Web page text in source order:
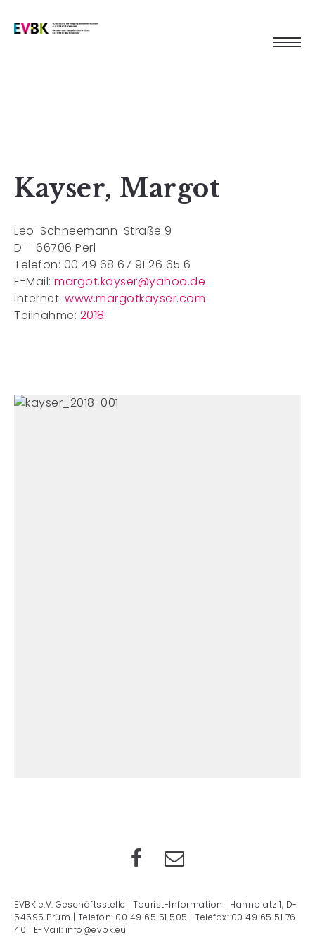
Kayser, Margot
Leo-Schneemann-Straße 9
D – 66706 Perl
Telefon: 00 49 68 67 91 26 65 6
E-Mail: margot.kayser@yahoo.de
Internet: www.margotkayser.com
Teilnahme: 2018
EVBK e.V. Geschäftsstelle | Tourist-Information | Hahnplatz 1, D-
54595 Prüm | Telefon: 00 49 65 51 505 | Telefax: 00 49 65 51 76
40 | E-Mail: info@evbk.eu